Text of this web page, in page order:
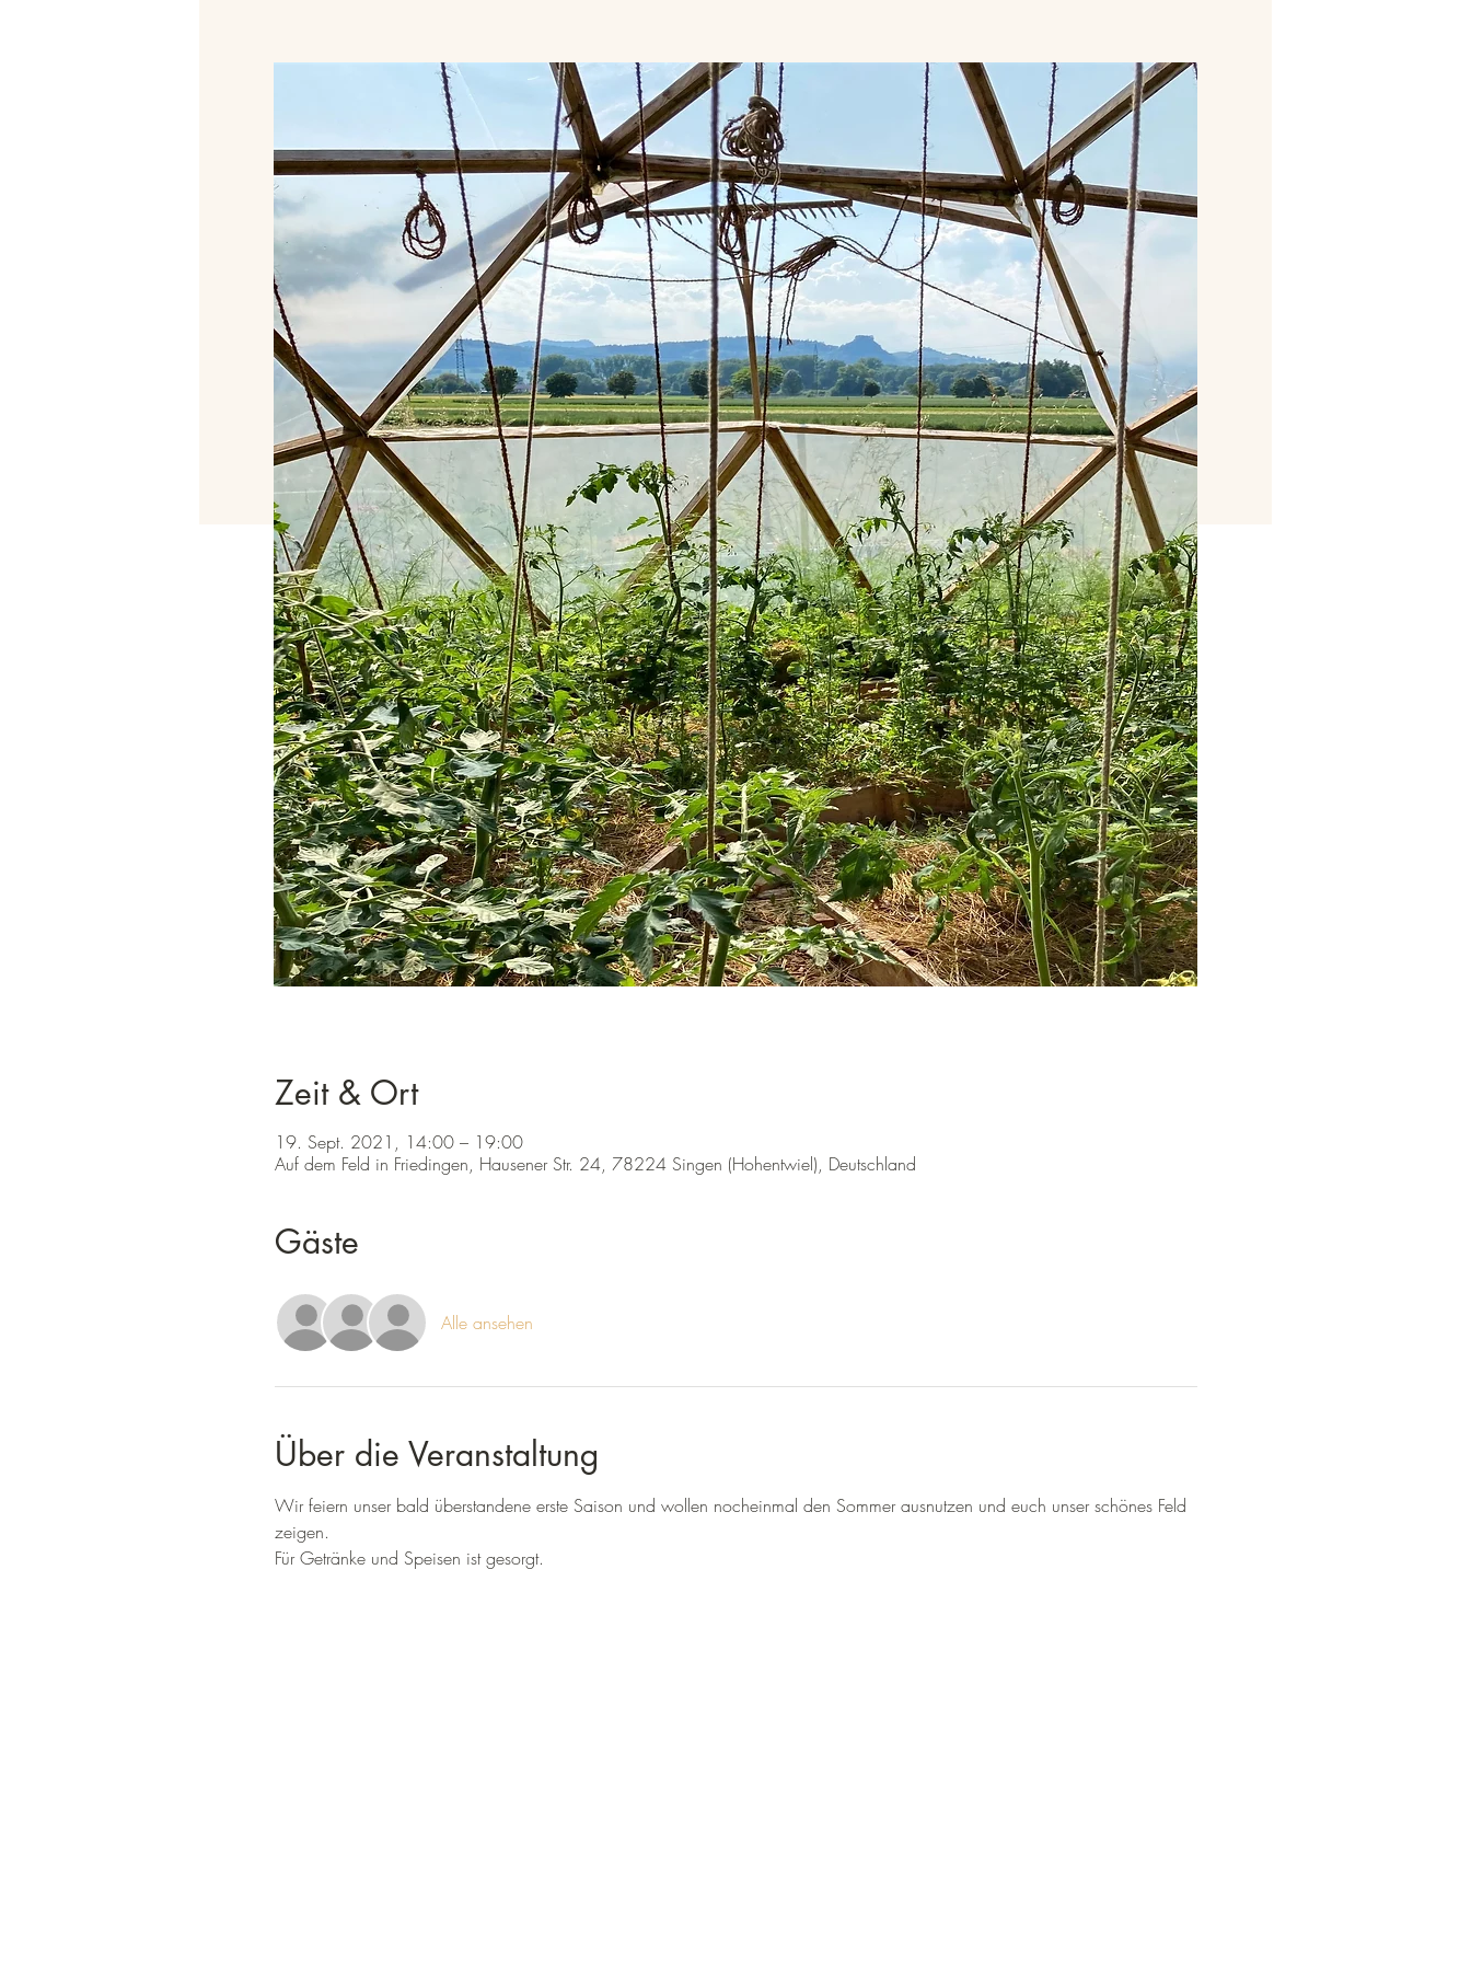
Zeit & Ort
19. Sept. 2021, 14:00 – 19:00
Auf dem Feld in Friedingen, Hausener Str. 24, 78224 Singen (Hohentwiel), Deutschland
Gäste
Alle ansehen
Über die Veranstaltung
Wir feiern unser bald überstandene erste Saison und wollen nocheinmal den Sommer ausnutzen und euch unser schönes Feld
zeigen.
Für Getränke und Speisen ist gesorgt.